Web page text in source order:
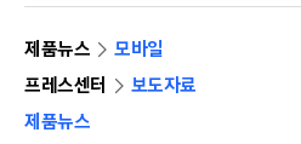
제품뉴스
모바일
프레스센터
보도자료
제품뉴스